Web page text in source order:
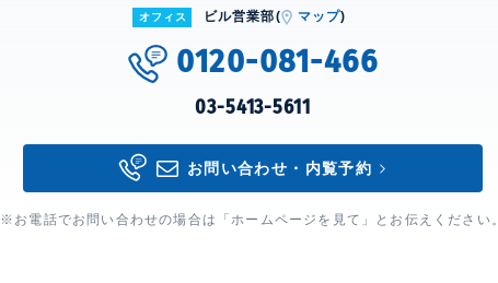
オフィス ビル営業部( マップ)
0120-081-466
03-5413-5611
お問い合わせ・内覧予約
※お電話でお問い合わせの場合は「ホームページを見て」とお伝えください